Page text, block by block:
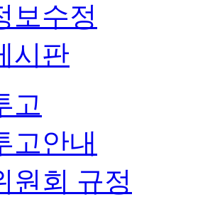
보수정
시판
고
고안내
원회 규정